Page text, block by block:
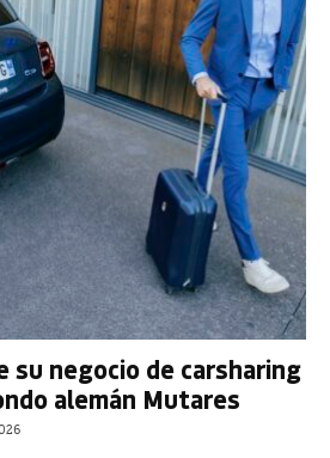
negocio de carsharing
alemán Mutares